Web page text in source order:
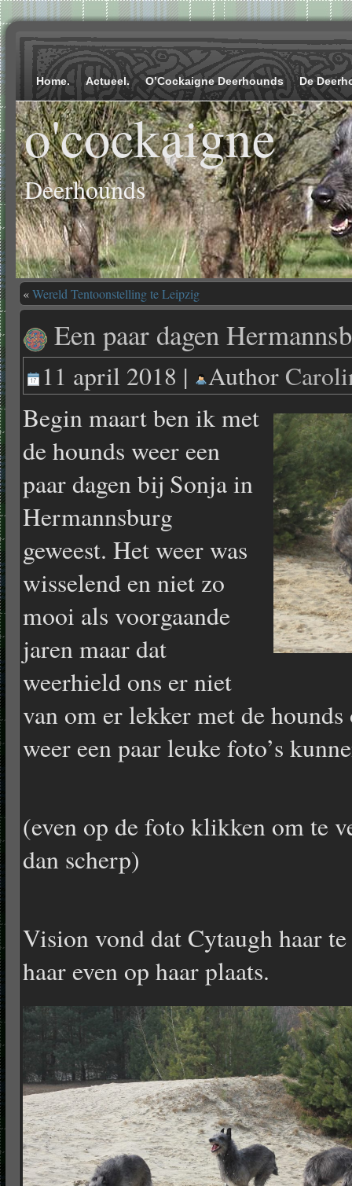
Home. Actueel. O’Cockaigne Deerhounds De
o'cockaigne
Deerhounds
«Wereld Tentoonstelling te Leipzig
Een paar dagen
11 april 2018 | Author
Begin maart ben ik met
de hounds weer een
paar dagen bij Sonja in
Hermannsburg
geweest. Het weer was
wisselend en niet zo
mooi als voorgaande
jaren maar dat
weerhield ons er niet
van om er lekker met de
weer een paar leuke foto’s
(even op de foto klikken om te
dan scherp)
Vision vond dat Cytaugh haar
haar even op haar plaats.